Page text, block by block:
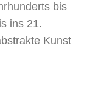
bis
ins 21.
Kunst